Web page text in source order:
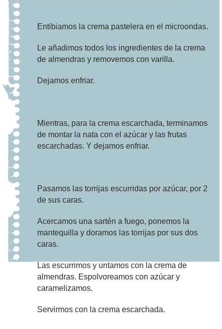
Entibiamos la crema pastelera en el microondas.
Le añadimos todos los ingredientes de la crema
de almendras y removemos con varilla.
Dejamos enfriar.
Mientras, para la crema escarchada, terminamos
de montar la nata con el azúcar y las frutas
escarchadas. Y dejamos enfriar.
Pasamos las torrijas escurridas por azúcar, por 2
de sus caras.
Acercamos una sartén a fuego, ponemos la
mantequilla y doramos las torrijas por sus dos
caras.
Las escurrimos y untamos con la crema de
almendras. Espolvoreamos con azúcar y
caramelizamos.
Servirmos con la crema escarchada.